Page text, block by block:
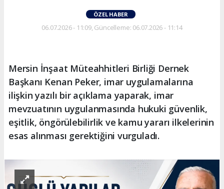
ÖZEL HABER
06.07.2026 - 11:09, Güncelleme: 06.07.2026 - 11:14
Mersin İnşaat Müteahhitleri Birliği Dernek
Başkanı Kenan Peker, imar uygulamalarına
ilişkin yazılı bir açıklama yaparak, imar
mevzuatının uygulanmasında hukuki güvenlik,
eşitlik, öngörülebilirlik ve kamu yararı ilkelerinin
esas alınması gerektiğini vurguladı.